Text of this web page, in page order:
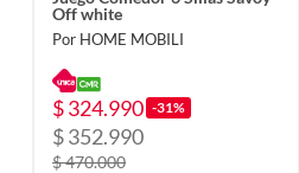
Off white
Por HOME MOBILI
$ 324.990 -31%
$ 352.990
$ 470.000